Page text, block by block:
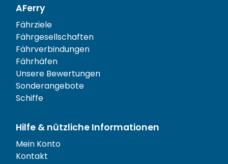
AFerry
Fährziele
Fährgesellschaften
Fährverbindungen
Fährhäfen
Unsere Bewertungen
Sonderangebote
Schiffe
Hilfe & nützliche Informationen
Mein Konto
Kontakt